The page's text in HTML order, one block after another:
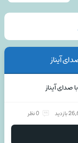
آیناز
صدای آیناز
0 نظر